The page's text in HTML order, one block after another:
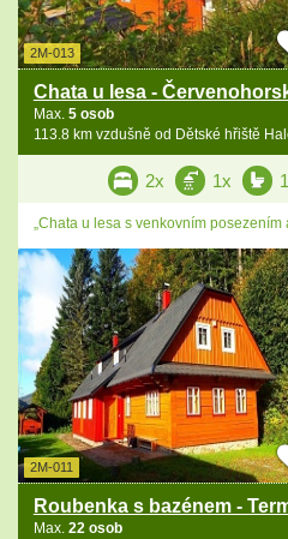
2M-013
Chata u lesa -
Max. 5 osob
113.8 km vzdušně od Dětské hřiště
2x 1x
„Chata u lesa s venkovním posezením
2M-011
Roubenka s bazénem -
Max. 22 osob